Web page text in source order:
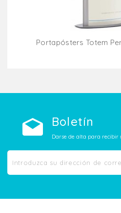
Portapósters Totem
Boletín
Darse de alta para recibir